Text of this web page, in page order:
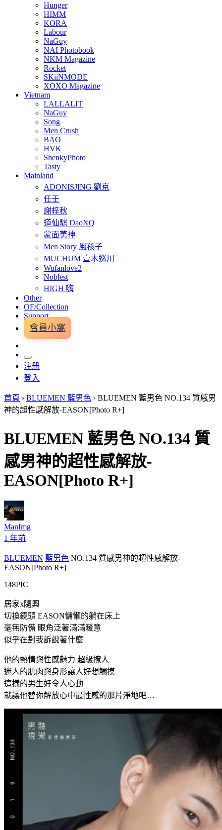
Hunger
HIMM
KORA
Labour
NaGuy
NAI Photobook
NKM Magazine
Rocket
SKiiNMODE
XOXO Magazine
Vietnam
LALLALIT
NaGuy
Song
Men Crush
BAO
HVK
ShenkyPhoto
Tasty
Mainland
ADONISJING 劉京
任壬
謝梓秋
道仙騏 DaoXQ
蒙面莮神
Men Story 風孩子
MUCHUM 壹木巡川
Wufanlove2
Noblest
HIGH 嗨
Other
OF/Collection
Support
會員小窩
注册
登入
首頁 › BLUEMEN 藍男色 › BLUEMEN 藍男色 NO.134 質感男
神的超性感解放-EASON[Photo R+]
BLUEMEN 藍男色 NO.134 質
感男神的超性感解放-
EASON[Photo R+]
ManImg
1 年前
BLUEMEN 藍男色 NO.134 質感男神的超性感解放-
EASON[Photo R+]
148PIC
居家x隨興
切換鏡頭 EASON慵懶的躺在床上
毫無防備 眼角泛著滿滿暖意
似乎在對我訴說著什麼
他的熱情與性感魅力 超級撩人
迷人的肌肉與身形讓人好想觸摸
這樣的男生好令人心動
就讓他替你解放心中最性感的那片淨地吧…